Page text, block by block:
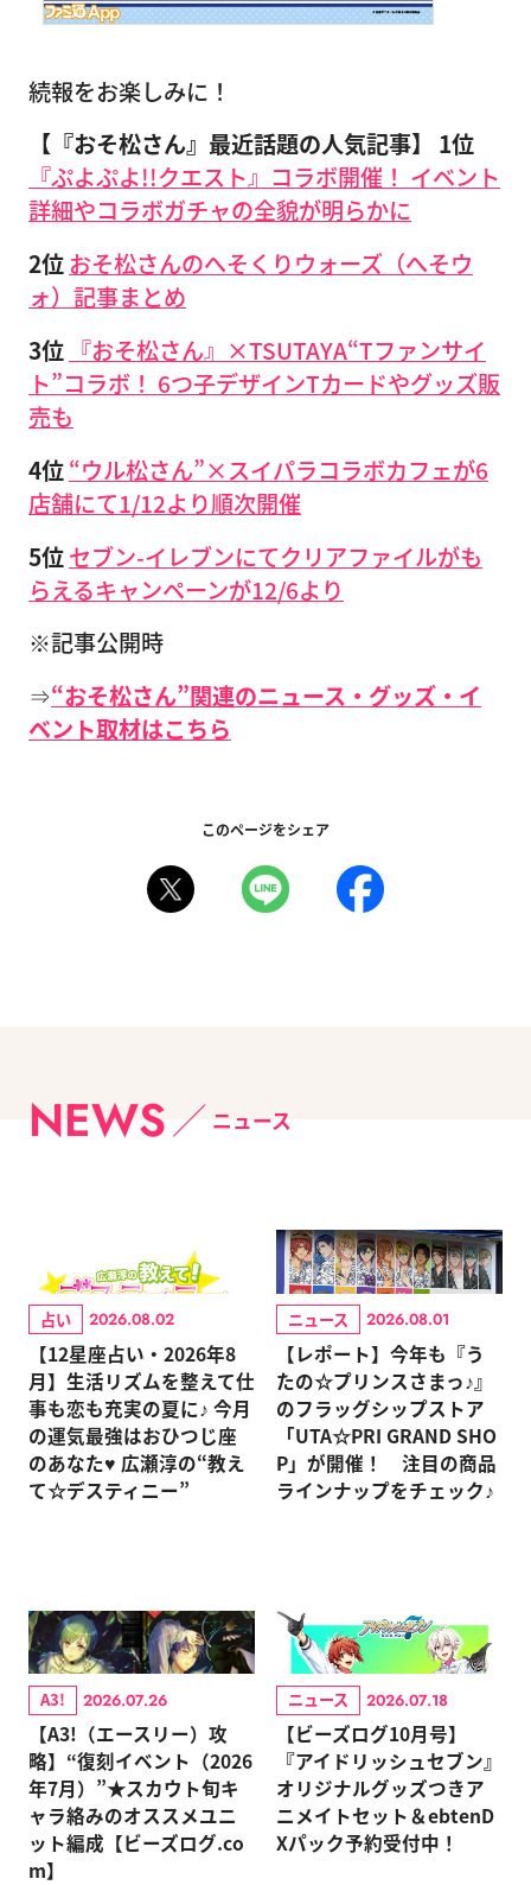
続報をお楽しみに！
【『おそ松さん』最近話題の人気記事】
1位
『ぷよぷよ!!クエスト』コラボ開催！ イベント
詳細やコラボガチャの全貌が明らかに
2位おそ松さんのへそくりウォーズ（へそウ
ォ）記事まとめ
3位 『おそ松さん』×TSUTAYA“Tファンサイ
ト”コラボ！ 6つ子デザインTカードやグッズ販
売も
4位“ウル松さん”×スイパラコラボカフェが6
店舗にて1/12より順次開催
5位セブン-イレブンにてクリアファイルがも
らえるキャンペーンが12/6より
※記事公開時
⇒“おそ松さん”関連のニュース・グッズ・イ
ベント取材はこちら
このページをシェア
NEWS ニュース
占い 2026.08.02
【12星座占い・2026年8
月】生活リズムを整えて仕
事も恋も充実の夏に♪ 今月
の運気最強はおひつじ座
のあなた♥ 広瀬淳の“教え
て☆デスティニー”
ニュース 2026.08.01
【レポート】今年も『う
たの☆プリンスさまっ♪』
のフラッグシップストア
「UTA☆PRI GRAND SHO
P」が開催！ 注目の商品
ラインナップをチェック♪
A3! 2026.07.26
【A3!（エースリー）攻
略】“復刻イベント（2026
年7月）”★スカウト旬キ
ャラ絡みのオススメユニ
ット編成【ビーズログ.co
m】
ニュース 2026.07.18
【ビーズログ10月号】
『アイドリッシュセブン』
オリジナルグッズつきア
ニメイトセット＆ebtenD
Xパック予約受付中！